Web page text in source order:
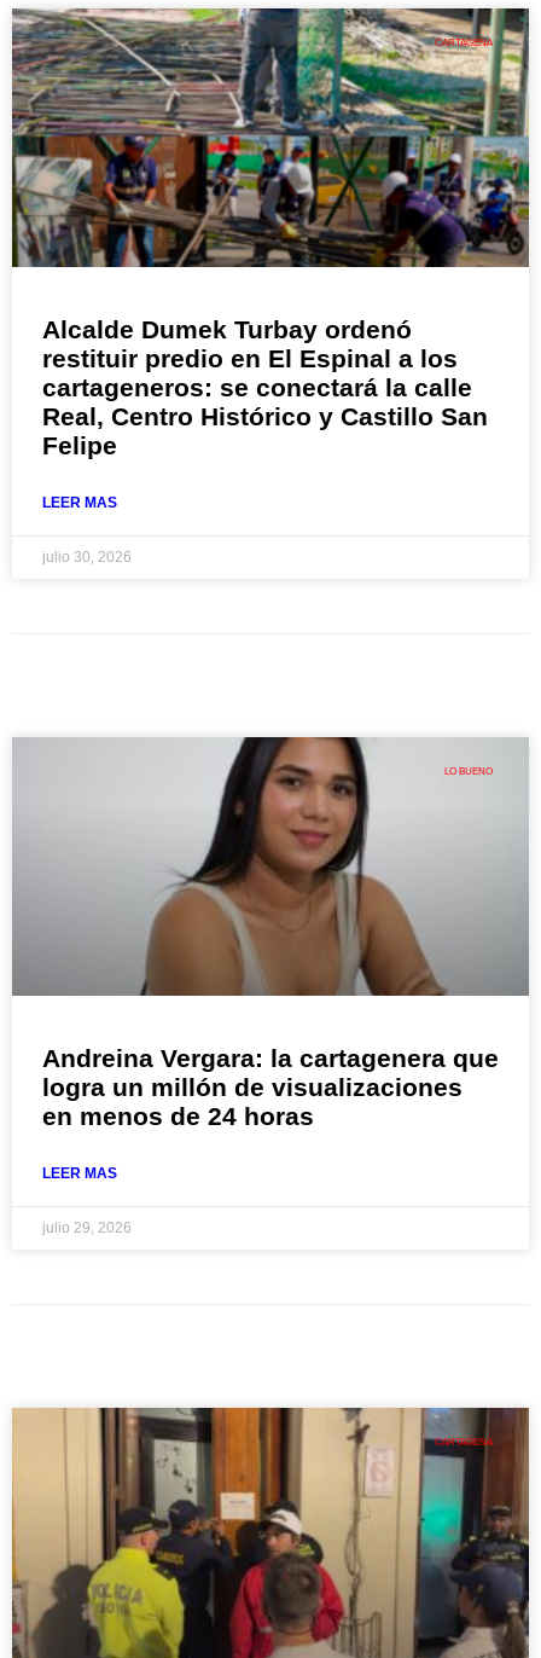
CARTAGENA
Alcalde Dumek Turbay ordenó
restituir predio en El Espinal a los
cartageneros: se conectará la calle
Real, Centro Histórico y Castillo San
Felipe
LEER MAS
julio 30, 2026
LO BUENO
Andreina Vergara: la cartagenera que
logra un millón de visualizaciones
en menos de 24 horas
LEER MAS
julio 29, 2026
CARTAGENA